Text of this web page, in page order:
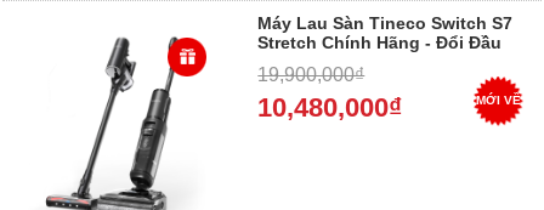
Máy Lau Sàn Tineco Switch S7
Stretch Chính Hãng - Đổi Đầu
Hút Thảm, Nằm Sát Sàn, Bảo
Hành 24 Tháng 2026
19,900,000₫
10,480,000₫ MỚI VỀ